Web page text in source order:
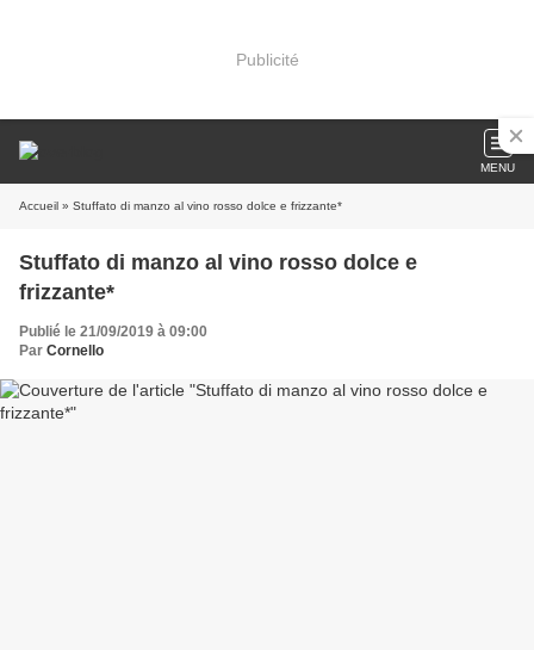
Publicité
MENU
Accueil » Stuffato di manzo al vino rosso dolce e frizzante*
Stuffato di manzo al vino rosso dolce e
frizzante*
Publié le 21/09/2019 à 09:00
Par Cornello